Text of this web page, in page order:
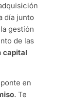
día junto
gestión
de las
capital
en
. Te